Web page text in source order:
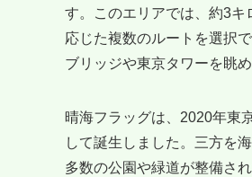
す。このエリアでは、約3キ
応じた複数のルートを選択
ブリッジや東京タワーを眺
晴海フラッグは、2020年東
して誕生しました。三方を
多数の公園や緑道が整備さ